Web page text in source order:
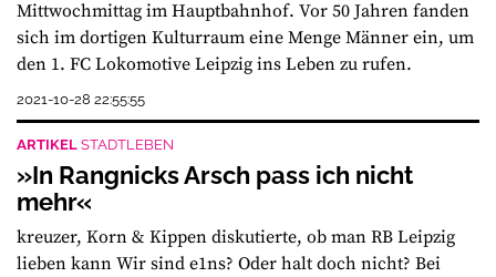
Mittwochmittag im Hauptbahnhof. Vor 50 Jahren fanden
sich im dortigen Kulturraum eine Menge Männer ein, um
den 1. FC Lokomotive Leipzig ins Leben zu rufen.
2021-10-28 22:55:55
ARTIKEL STADTLEBEN
»In Rangnicks Arsch pass ich nicht
mehr«
kreuzer, Korn & Kippen diskutierte, ob man RB Leipzig
lieben kann Wir sind e1ns? Oder halt doch nicht? Bei